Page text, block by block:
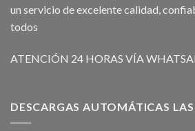
un servicio de excelente calidad,
todos
ATENCIÓN 24 HORAS VÍA
DESCARGAS AUTOMÁTICAS